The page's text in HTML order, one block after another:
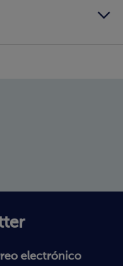
electrónico